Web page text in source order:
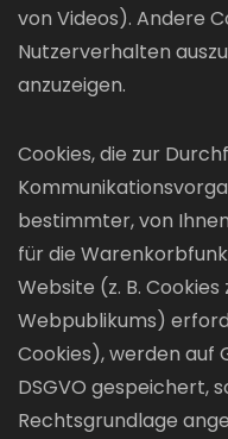
von Videos). Andere
Nutzerverhalten
anzuzeigen.
Cookies, die zur
bestimmter, von
für die
Website (z. B. Cookies
Webpublikums)
Cookies), werden auf
DSGVO gespeichert,
Rechtsgrundlage